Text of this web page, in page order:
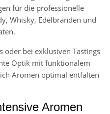
für die professionelle
Whisky, Edelbränden und
oder bei exklusiven Tastings
Optik mit funktionalem
Aromen optimal entfalten
Aromen